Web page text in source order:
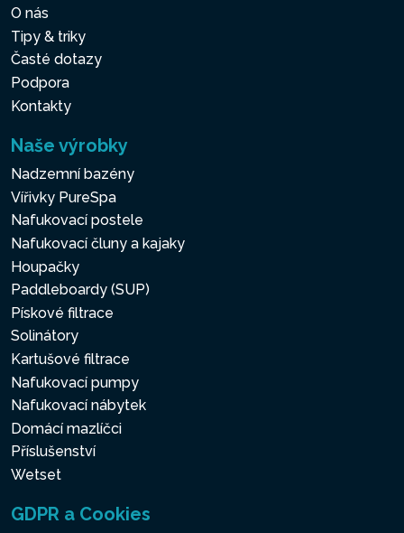
O nás
Tipy & triky
Časté dotazy
Podpora
Kontakty
Naše výrobky
Nadzemní bazény
Vířivky PureSpa
Nafukovací postele
Nafukovací čluny a kajaky
Houpačky
Paddleboardy (SUP)
Pískové filtrace
Solinátory
Kartušové filtrace
Nafukovací pumpy
Nafukovací nábytek
Domácí mazlíčci
Příslušenství
Wetset
GDPR a Cookies